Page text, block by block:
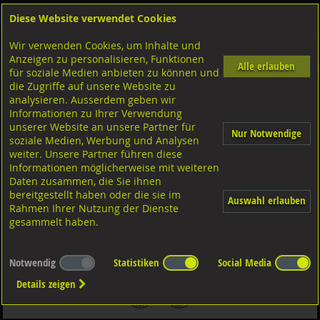
Shop Sicherungselemente
Federringe/Sperrkantringe
Diverse Ausführungen FederringeFederringe mit glatten Enden A4 rostfrei
Federringe, DIN127B A4 rostfrei M8/8,1x14,8x2
Diese Website verwendet Cookies
Wir verwenden Cookies, um Inhalte und
Anzeigen zu personalisieren, Funktionen
für soziale Medien anbieten zu können und
die Zugriffe auf unsere Website zu
analysieren. Ausserdem geben wir
Informationen zu Ihrer Verwendung
unserer Website an unsere Partner für
soziale Medien, Werbung und Analysen
weiter. Unsere Partner führen diese
Informationen möglicherweise mit weiteren
Daten zusammen, die Sie ihnen
bereitgestellt haben oder die sie im
Rahmen Ihrer Nutzung der Dienste
gesammelt haben.
Alle erlauben
Nur Notwendige
Auswahl erlauben
Notwendig Statistiken
Social Media
Details zeigen